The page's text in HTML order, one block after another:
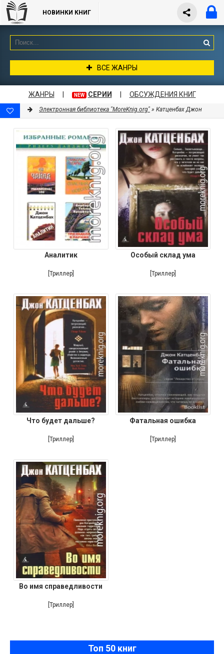
НОВИНКИ КНИГ
ВСЕ ЖАНРЫ
ЖАНРЫ NEW СЕРИИ ОБСУЖДЕНИЯ КНИГ
Электронная библиотека "MoreKnig.org" » Катценбах Джон
Аналитик
[Триллер]
Особый склад ума
[Триллер]
Что будет дальше?
[Триллер]
Фатальная ошибка
[Триллер]
Во имя справедливости
[Триллер]
Топ 50 книг